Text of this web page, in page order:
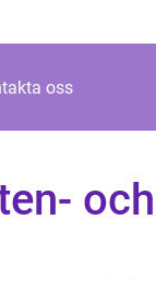
oss
och